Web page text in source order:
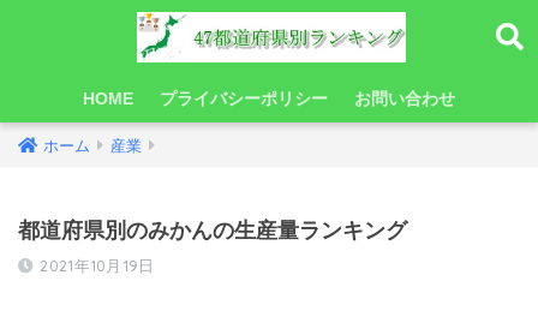
HOME プライバシーポリシー お問い合わせ
ホーム 産業
都道府県別のみかんの生産量ランキング
2021年10月19日